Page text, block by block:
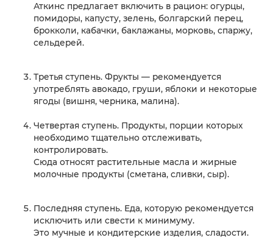
Аткинс предлагает включить в рацион: огурцы,
помидоры, капусту, зелень, болгарский перец,
брокколи, кабачки, баклажаны, морковь, спаржу,
сельдерей.
Третья ступень. Фрукты — рекомендуется
употреблять авокадо, груши, яблоки и некоторые
ягоды (вишня, черника, малина).
Четвертая ступень. Продукты, порции которых
необходимо тщательно отслеживать,
контролировать.
Сюда относят растительные масла и жирные
молочные продукты (сметана, сливки, сыр).
Последняя ступень. Еда, которую рекомендуется
исключить или свести к минимуму.
Это мучные и кондитерские изделия, сладости.